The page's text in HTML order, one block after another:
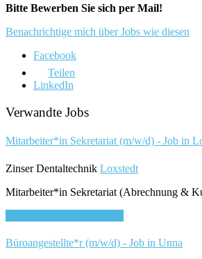
Bitte Bewerben Sie sich per Mail!
Benachrichtige mich über Jobs wie diesen
Facebook
Teilen
LinkedIn
Verwandte Jobs
Mitarbeiter*in Sekretariat (m/w/d) - Job in
Zinser Dentaltechnik Loxstedt
Mitarbeiter*in Sekretariat (Abrechnung &
Büroangestellte*r (m/w/d) - Job in Unna